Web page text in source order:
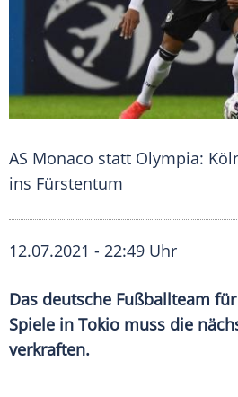
AS Monaco statt Olympia:
ins Fürstentum
12.07.2021 - 22:49 Uhr
Das deutsche Fußballteam
Spiele in Tokio muss die
verkraften.